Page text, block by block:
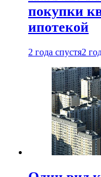
покупки
ипотекой
2 года спустя2